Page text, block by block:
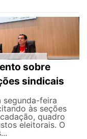
sobre
sindicais
segunda-feira
às seções
quadro
eleitorais. O